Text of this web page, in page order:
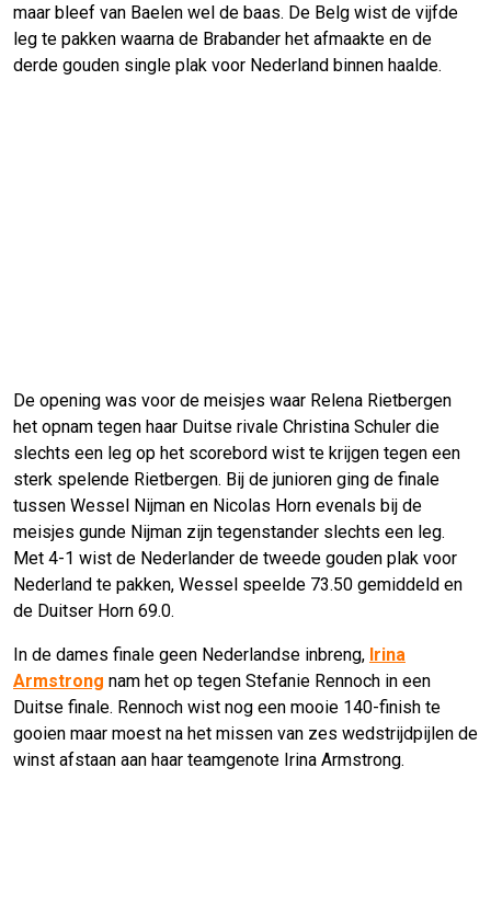
maar bleef van Baelen wel de baas. De Belg wist de vijfde
leg te pakken waarna de Brabander het afmaakte en de
derde gouden single plak voor Nederland binnen haalde.
De opening was voor de meisjes waar Relena Rietbergen
het opnam tegen haar Duitse rivale Christina Schuler die
slechts een leg op het scorebord wist te krijgen tegen een
sterk spelende Rietbergen. Bij de junioren ging de finale
tussen Wessel Nijman en Nicolas Horn evenals bij de
meisjes gunde Nijman zijn tegenstander slechts een leg.
Met 4-1 wist de Nederlander de tweede gouden plak voor
Nederland te pakken, Wessel speelde 73.50 gemiddeld en
de Duitser Horn 69.0.
In de dames finale geen Nederlandse inbreng, Irina
Armstrong nam het op tegen Stefanie Rennoch in een
Duitse finale. Rennoch wist nog een mooie 140-finish te
gooien maar moest na het missen van zes wedstrijdpijlen de
winst afstaan aan haar teamgenote Irina Armstrong.